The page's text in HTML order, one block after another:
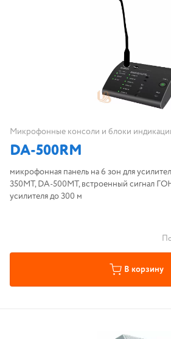
Микрофонные консоли и блоки
DA-500RM
микрофонная панель на 6 зон для
350MT, DA-500MT, встроенный сигнал
усилителя до 300 м
В корзину